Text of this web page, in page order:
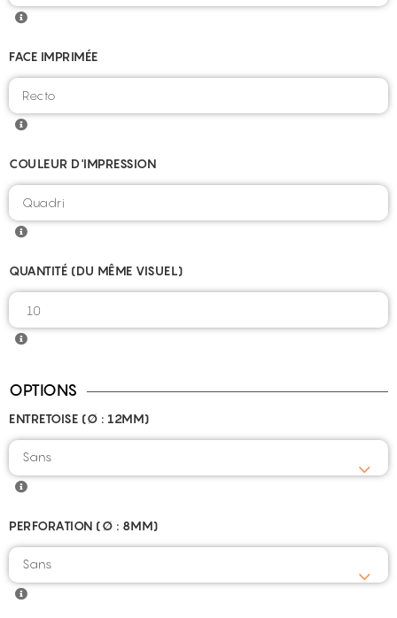
FACE IMPRIMÉE
COULEUR D'IMPRESSION
QUANTITÉ (DU MÊME VISUEL)
OPTIONS
ENTRETOISE (Ø : 12MM)
Sans
PERFORATION (Ø : 8MM)
Sans